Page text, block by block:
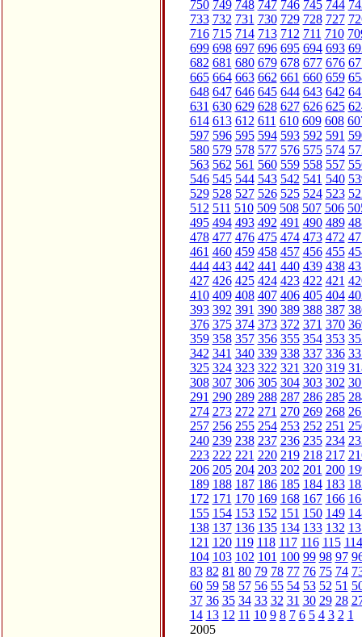
750 749 748 747 746 745 744
733 732 731 730 729 728 727
716 715 714 713 712 711 710
699 698 697 696 695 694 693
682 681 680 679 678 677 676
665 664 663 662 661 660 659
648 647 646 645 644 643 642
631 630 629 628 627 626 625
614 613 612 611 610 609 608
597 596 595 594 593 592 591
580 579 578 577 576 575 574
563 562 561 560 559 558 557
546 545 544 543 542 541 540
529 528 527 526 525 524 523
512 511 510 509 508 507 506
495 494 493 492 491 490 489
478 477 476 475 474 473 472
461 460 459 458 457 456 455
444 443 442 441 440 439 438
427 426 425 424 423 422 421
410 409 408 407 406 405 404
393 392 391 390 389 388 387
376 375 374 373 372 371 370
359 358 357 356 355 354 353
342 341 340 339 338 337 336
325 324 323 322 321 320 319
308 307 306 305 304 303 302
291 290 289 288 287 286 285
274 273 272 271 270 269 268
257 256 255 254 253 252 251
240 239 238 237 236 235 234
223 222 221 220 219 218 217
206 205 204 203 202 201 200
189 188 187 186 185 184 183
172 171 170 169 168 167 166
155 154 153 152 151 150 149
138 137 136 135 134 133 132
121 120 119 118 117 116 115 114
104 103 102 101 100 99 98 97
83 82 81 80 79 78 77 76 75 74
60 59 58 57 56 55 54 53 52 51
37 36 35 34 33 32 31 30 29 28
14 13 12 11 10 9 8 7 6 5 4 3 2 1
2005